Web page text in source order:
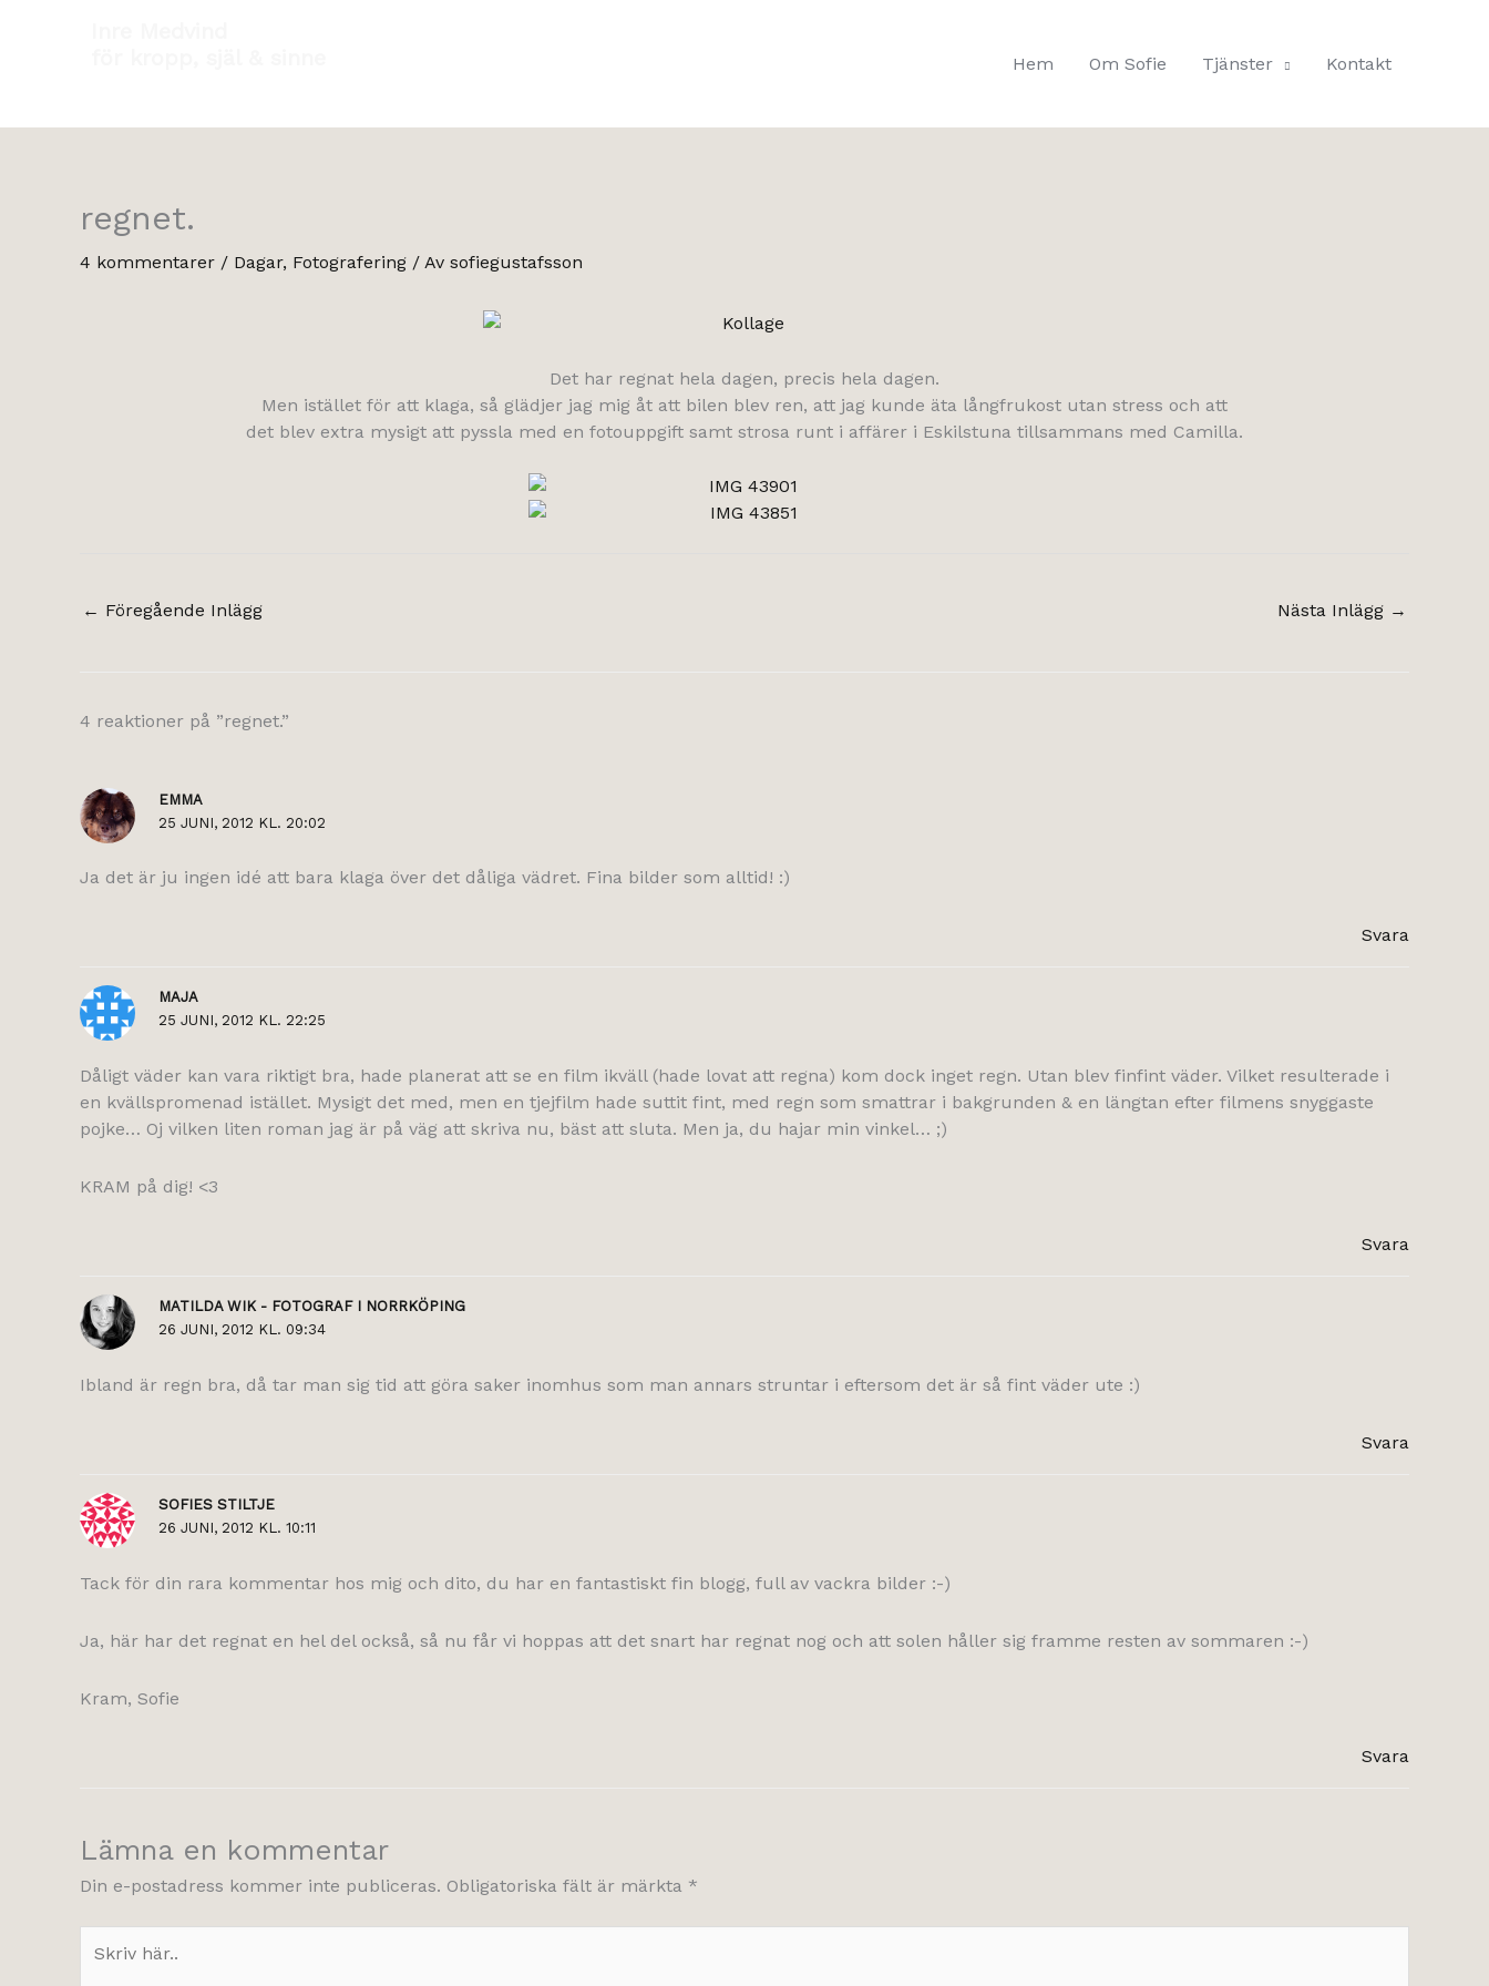
Hem Om Sofie Tjänster Kontakt
regnet.
4 kommentarer / Dagar, Fotografering / Av sofiegustafsson
Det har regnat hela dagen, precis hela dagen.
Men istället för att klaga, så glädjer jag mig åt att bilen blev ren, att jag kunde äta långfrukost utan stress och att
det blev extra mysigt att pyssla med en fotouppgift samt strosa runt i affärer i Eskilstuna tillsammans med Camilla.
← Föregående Inlägg Nästa Inlägg →
4 reaktioner på ”regnet.”
EMMA
25 JUNI, 2012 KL. 20:02
Ja det är ju ingen idé att bara klaga över det dåliga vädret. Fina bilder som alltid! :)
Svara
MAJA
25 JUNI, 2012 KL. 22:25
Dåligt väder kan vara riktigt bra, hade planerat att se en film ikväll (hade lovat att regna) kom dock inget regn. Utan blev finfint väder. Vilket resulterade i
en kvällspromenad istället. Mysigt det med, men en tjejfilm hade suttit fint, med regn som smattrar i bakgrunden & en längtan efter filmens snyggaste
pojke… Oj vilken liten roman jag är på väg att skriva nu, bäst att sluta. Men ja, du hajar min vinkel… ;)
KRAM på dig! <3
Svara
MATILDA WIK - FOTOGRAF I NORRKÖPING
26 JUNI, 2012 KL. 09:34
Ibland är regn bra, då tar man sig tid att göra saker inomhus som man annars struntar i eftersom det är så fint väder ute :)
Svara
SOFIES STILTJE
26 JUNI, 2012 KL. 10:11
Tack för din rara kommentar hos mig och dito, du har en fantastiskt fin blogg, full av vackra bilder :-)
Ja, här har det regnat en hel del också, så nu får vi hoppas att det snart har regnat nog och att solen håller sig framme resten av sommaren :-)
Kram, Sofie
Svara
Lämna en kommentar
Din e-postadress kommer inte publiceras. Obligatoriska fält är märkta *
här..